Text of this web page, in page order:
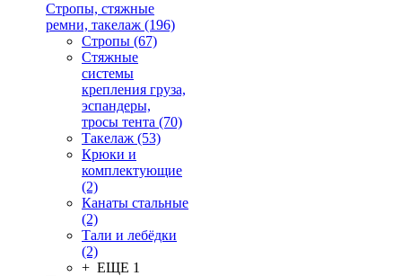
Стропы, стяжные
ремни, такелаж (196)
Стропы (67)
Стяжные
системы
крепления груза,
эспандеры,
тросы тента (70)
Такелаж (53)
Крюки и
комплектующие
(2)
Канаты стальные
(2)
Тали и лебёдки
(2)
+ ЕЩЕ 1